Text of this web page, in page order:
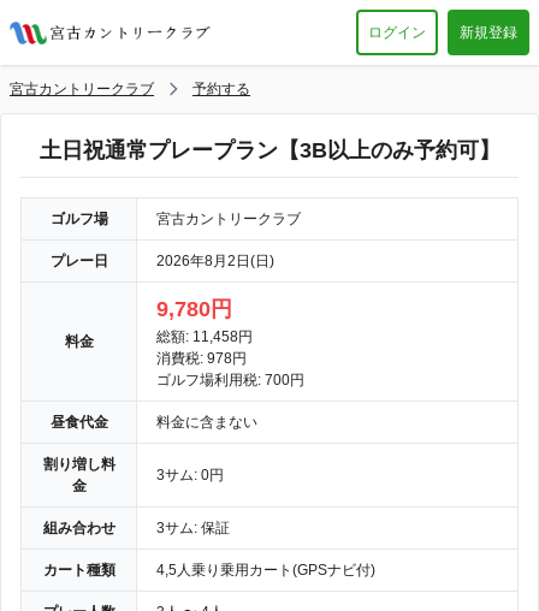
ログイン 新規登録
宮古カントリークラブ 予約する
土日祝通常プレープラン【3B以上のみ予約可】
ゴルフ場 宮古カントリークラブ
プレー日 2026年8月2日(日)
料金
9,780円
総額: 11,458円
消費税: 978円
ゴルフ場利用税: 700円
昼食代金 料金に含まない
割り増し料
金
3サム: 0円
組み合わせ 3サム: 保証
カート種類 4,5人乗り乗用カート(GPSナビ付)